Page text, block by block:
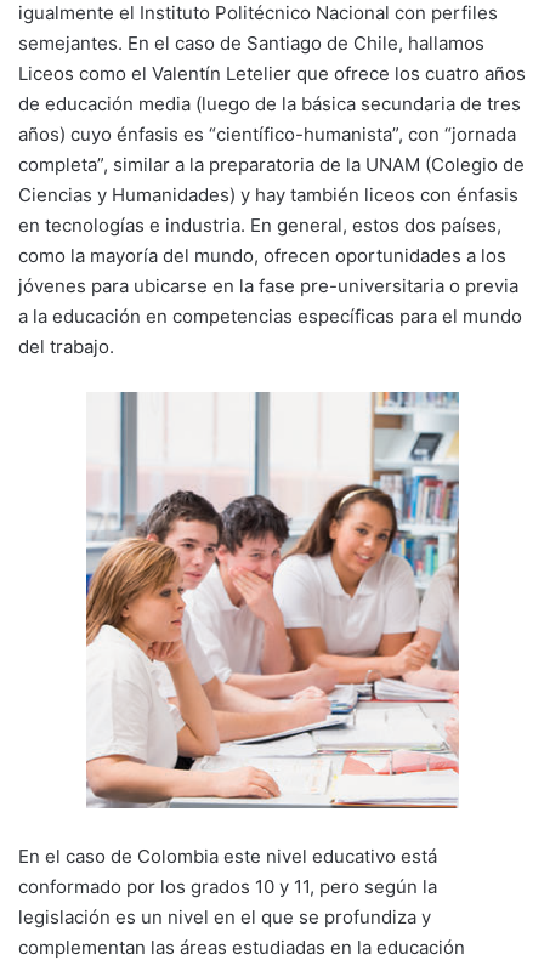
igualmente el Instituto Politécnico Nacional con perfiles
semejantes. En el caso de Santiago de Chile, hallamos
Liceos como el Valentín Letelier que ofrece los cuatro años
de educación media (luego de la básica secundaria de tres
años) cuyo énfasis es “científico-humanista”, con “jornada
completa”, similar a la preparatoria de la UNAM (Colegio de
Ciencias y Humanidades) y hay también liceos con énfasis
en tecnologías e industria. En general, estos dos países,
como la mayoría del mundo, ofrecen oportunidades a los
jóvenes para ubicarse en la fase pre-universitaria o previa
a la educación en competencias específicas para el mundo
del trabajo.
En el caso de Colombia este nivel educativo está
conformado por los grados 10 y 11, pero según la
legislación es un nivel en el que se profundiza y
complementan las áreas estudiadas en la educación